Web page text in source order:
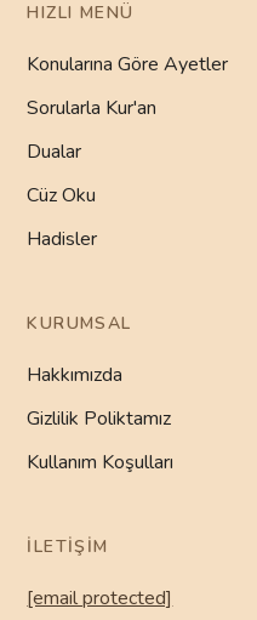
HIZLI MENÜ
Konularına Göre Ayetler
Sorularla Kur'an
Dualar
Cüz Oku
Hadisler
KURUMSAL
Hakkımızda
Gizlilik Poliktamız
Kullanım Koşulları
İLETIŞIM
[email protected]